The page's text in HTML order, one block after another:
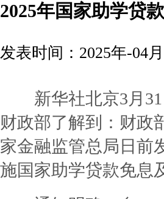
2025年国家助学贷
发表时间：2025年-04
新华社北京3月31
财政部了解到：财政
家金融监管总局日前
施国家助学贷款免息